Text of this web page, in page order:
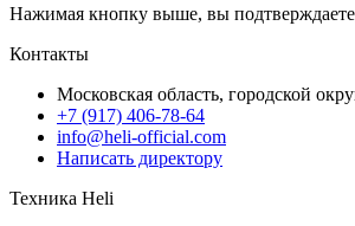
Нажимая кнопку выше, вы
Контакты
Московская область, городской
+7 (917) 406-78-64
info@heli-official.com
Написать директору
Техника Heli